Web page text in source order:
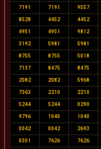
7191 7191 9557
8528 4452 4452
4951 4951 9812
3192 5981 5981
8755 8755 5018
7137 8475 8475
2082 2082 5968
7363 2210 2210
5244 5244 0290
9796 1040 1040
0042 0042 2693
0301 7626 7626